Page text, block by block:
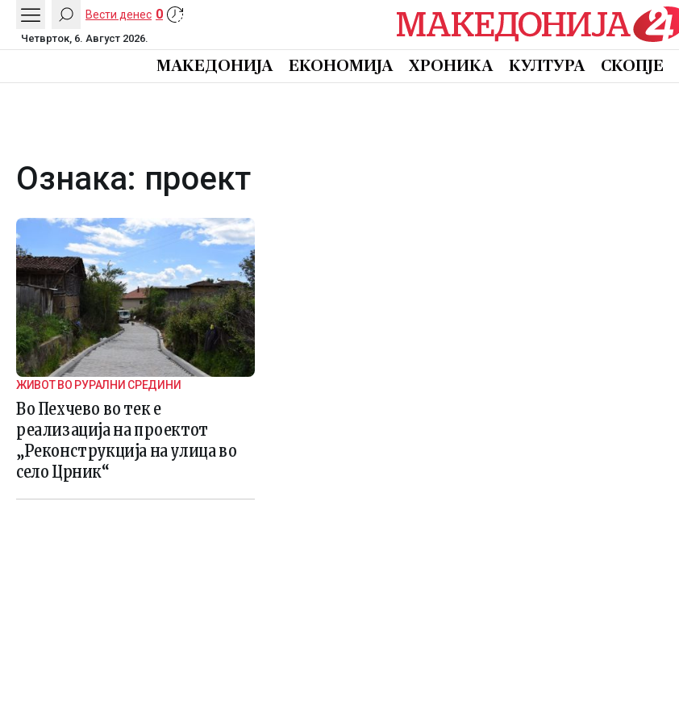
Вести денес 0
Четврток, 6. Август 2026.
МАКЕДОНИЈА ЕКОНОМИЈА ХРОНИКА КУЛТУРА СКОПЈЕ
Ознака: проект
ЖИВОТ ВО РУРАЛНИ СРЕДИНИ
Во Пехчево во тек е
реализација на проектот
„Реконструкција на улица во
село Црник“